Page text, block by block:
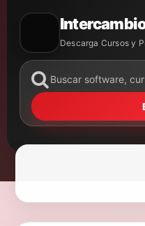
Descarga Cursos y